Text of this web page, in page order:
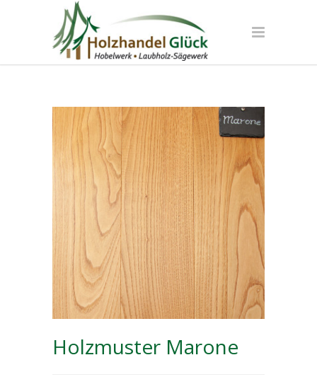
Holzmuster Marone